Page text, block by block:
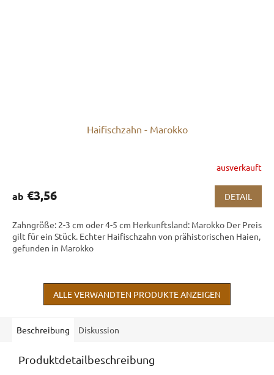
Haifischzahn - Marokko
ausverkauft
ab €3,56 DETAIL
Zahngröße: 2-3 cm oder 4-5 cm Herkunftsland: Marokko Der Preis
gilt für ein Stück. Echter Haifischzahn von prähistorischen Haien,
gefunden in Marokko
ALLE VERWANDTEN PRODUKTE ANZEIGEN
Beschreibung Diskussion
Produktdetailbeschreibung